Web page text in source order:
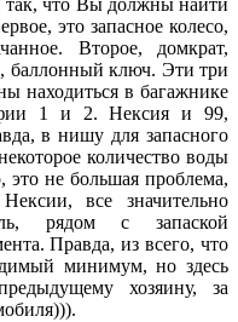
что Вы должны найти
это запасное колесо,
Второе, домкрат,
баллонный ключ. Эти три
находиться в багажнике
1 и 2. Нексия и 99,
в нишу для запасного
количество воды
не большая проблема,
все значительно
рядом с запаской
Правда, из всего, что
минимум, но здесь
хозяину, за